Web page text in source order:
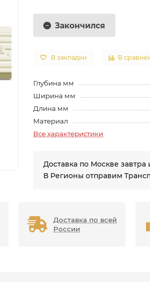
Закончился
В закладки В
Глубина мм
Ширина мм
Длина мм
Материал
Все характеристики
Доставка по Москве
В Регионы отправим
Доставка по всей
России